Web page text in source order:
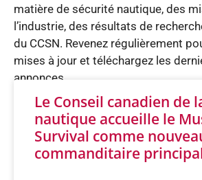
matière de sécurité nautique, des
l’industrie, des résultats de
du CCSN. Revenez régulièrement
mises à jour et téléchargez les
annonces.
Le Conseil canadien de
nautique accueille le
Survival comme
commanditaire